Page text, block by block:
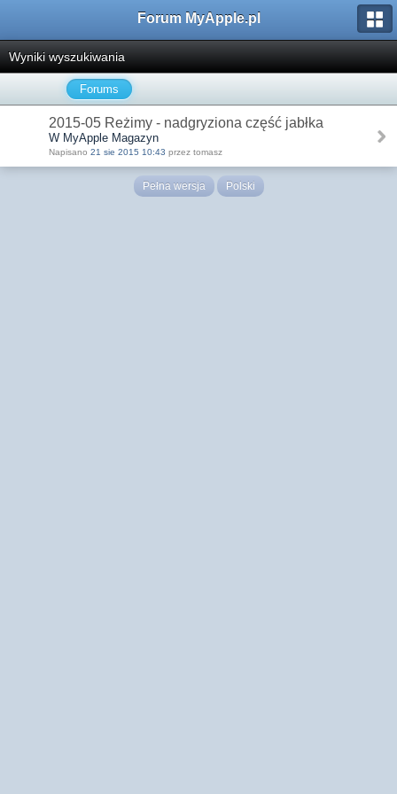
Forum MyApple.pl
Wyniki wyszukiwania
Forums
2015-05 Reżimy - nadgryziona część jabłka
W MyApple Magazyn
Napisano 21 sie 2015 10:43 przez tomasz
Pełna wersja Polski